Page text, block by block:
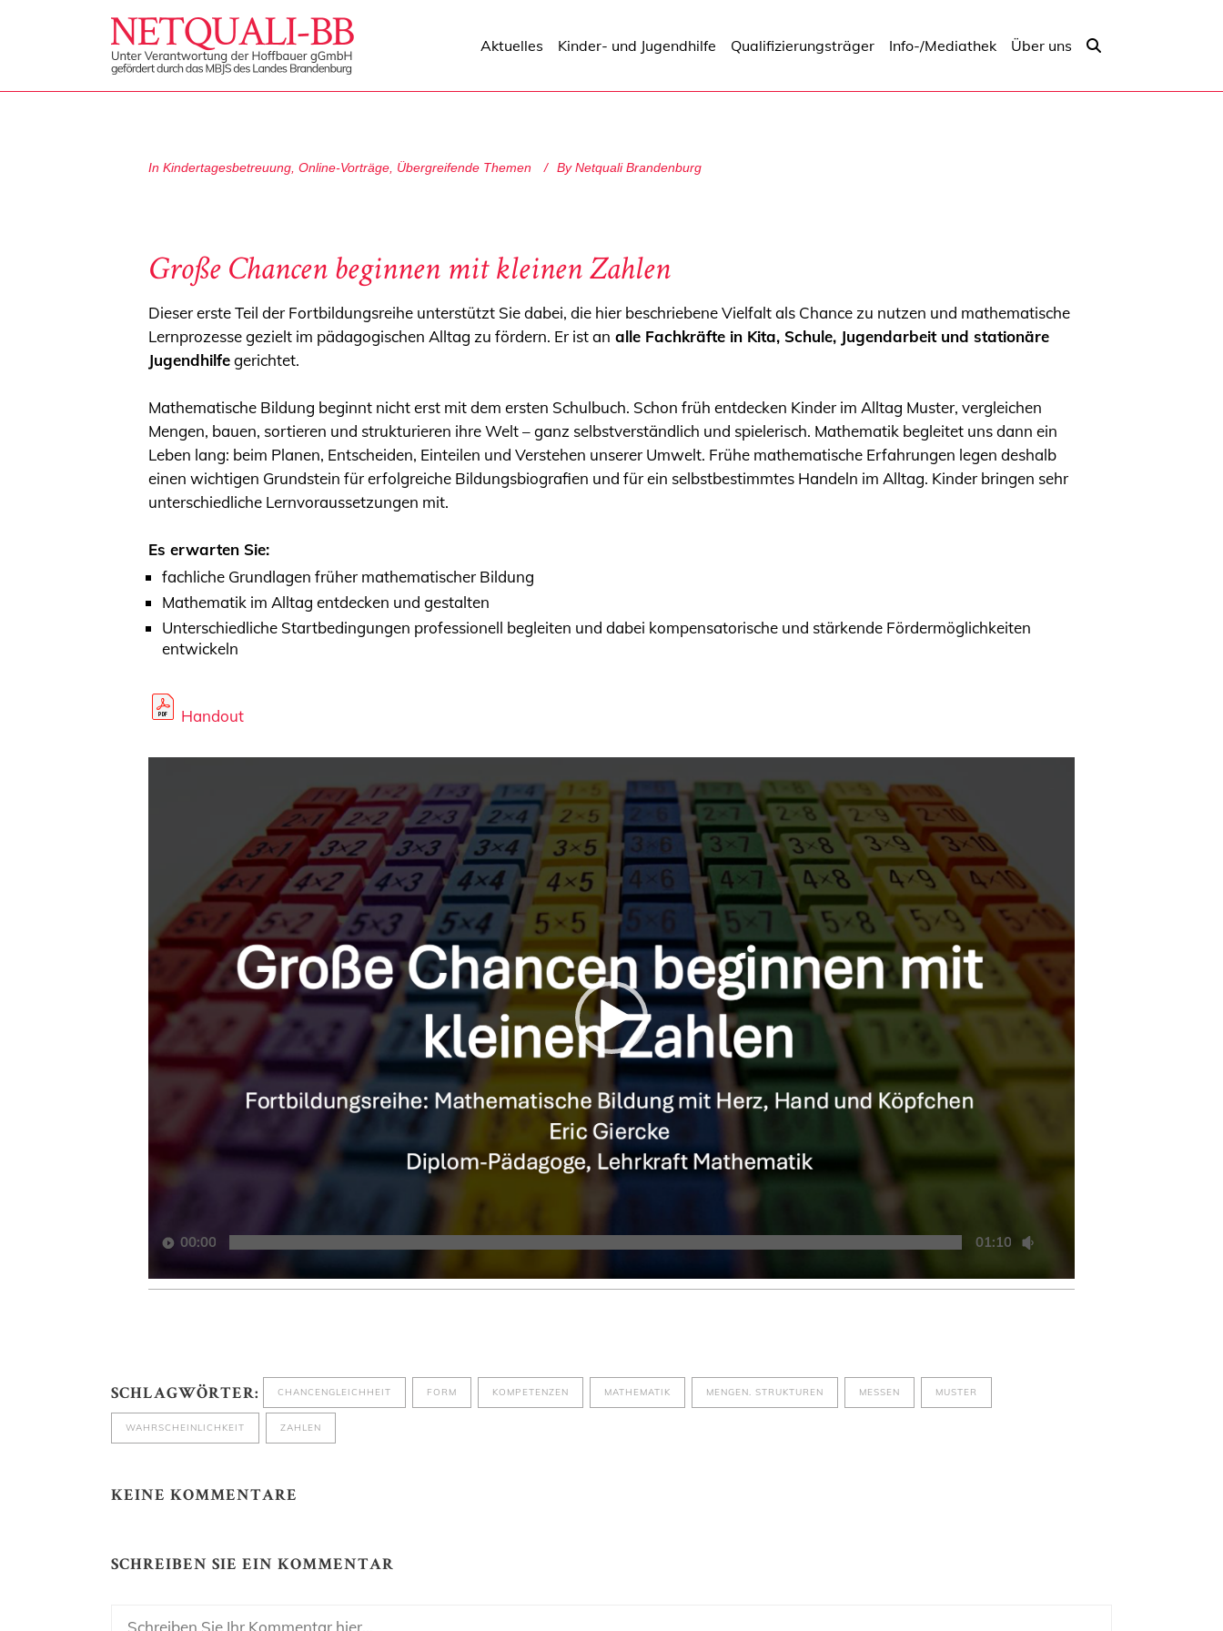
Aktuelles Kinder- und Jugendhilfe Qualifizierungsträger Info-/Mediathek Über uns
In Kindertagesbetreuung Online-Vorträge Übergreifende Themen By Netquali Brandenburg
Große Chancen beginnen mit kleinen Zahlen
Dieser erste Teil der Fortbildungsreihe unterstützt Sie dabei, die hier beschriebene Vielfalt als Chance zu nutzen und mathematische
Lernprozesse gezielt im pädagogischen Alltag zu fördern. Er ist an alle Fachkräfte in Kita, Schule, Jugendarbeit und stationäre
Jugendhilfegerichtet.
Mathematische Bildung beginnt nicht erst mit dem ersten Schulbuch. Schon früh entdecken Kinder im Alltag Muster, vergleichen
Mengen, bauen, sortieren und strukturieren ihre Welt – ganz selbstverständlich und spielerisch. Mathematik begleitet uns dann ein
Leben lang: beim Planen, Entscheiden, Einteilen und Verstehen unserer Umwelt. Frühe mathematische Erfahrungen legen deshalb
einen wichtigen Grundstein für erfolgreiche Bildungsbiografien und für ein selbstbestimmtes Handeln im Alltag. Kinder bringen sehr
unterschiedliche Lernvoraussetzungen mit.
Es erwarten Sie:
fachliche Grundlagen früher mathematischer Bildung
Mathematik im Alltag entdecken und gestalten
Unterschiedliche Startbedingungen professionell begleiten und dabei kompensatorische und stärkende Fördermöglichkeiten
entwickeln
Handout
00:00 01:10:27
SCHLAGWÖRTER: CHANCENGLEICHHEIT FORM KOMPETENZEN MATHEMATIK MENGEN. STRUKTUREN MESSEN MUSTER
WAHRSCHEINLICHKEIT ZAHLEN
KEINE KOMMENTARE
SCHREIBEN SIE EIN KOMMENTAR